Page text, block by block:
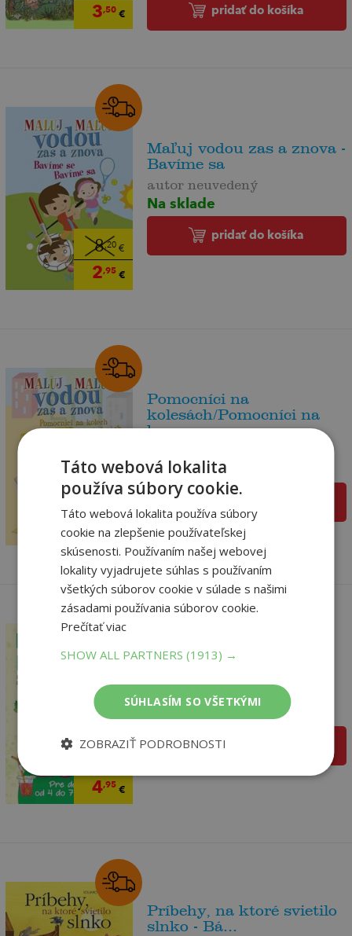
3,50€ pridať do košíka
8,20€
2,95€
Maľuj vodou zas a znova -
Bavíme sa
autor neuvedený
Na sklade
pridať do košíka
2 €
Pomocníci na
kolesách/Pomocníci na
ko...
Na sklade
4,95€
Ljuba Štíplová,
pridať do košíka
Príbehy, na ktoré svietilo
slnko - Bá...
Táto webová lokalita
používa súbory cookie.
Táto webová lokalita používa súbory
cookie na zlepšenie používateľskej
skúsenosti. Používaním našej webovej
lokality vyjadrujete súhlas s používaním
všetkých súborov cookie v súlade s našimi
zásadami používania súborov cookie.
Prečítať viac
SHOW ALL PARTNERS(1913) →
SÚHLASÍM SO VŠETKÝMI
ZOBRAZIŤ PODROBNOSTI